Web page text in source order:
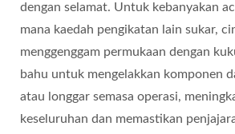
dengan selamat. Untuk kebanyakan
mana kaedah pengikatan lain sukar,
menggenggam permukaan dengan
bahu untuk mengelakkan komponen
atau longgar semasa operasi,
keseluruhan dan memastikan